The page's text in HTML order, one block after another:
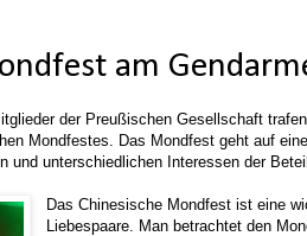
am
der Preußischen Gesellschaft
Mondfestes. Das Mondfest geht auf
und unterschiedlichen Interessen der
Das Chinesische Mondfest ist eine
Liebespaare. Man betrachtet den